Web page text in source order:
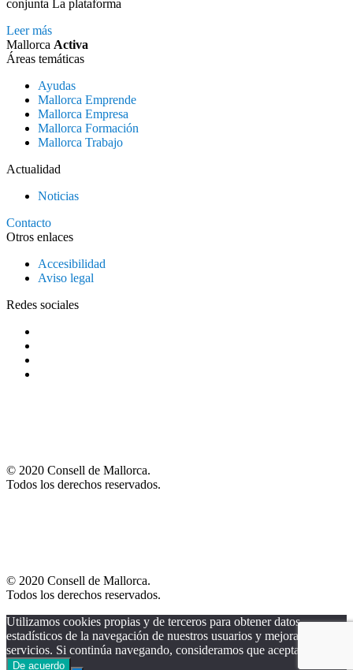
conjunta La plataforma
Leer más
Mallorca Activa
Áreas temáticas
Ayudas
Mallorca Emprende
Mallorca Empresa
Mallorca Formación
Mallorca Trabajo
Actualidad
Noticias
Contacto
Otros enlaces
Accesibilidad
Aviso legal
Redes sociales
© 2020 Consell de Mallorca.
Todos los derechos reservados.
© 2020 Consell de Mallorca.
Todos los derechos reservados.
Utilizamos cookies propias y de terceros para obtener datos
estadísticos de la navegación de nuestros usuarios y mejorar nuestros
servicios. Si continúa navegando, consideramos que acepta su uso.
De acuerdo